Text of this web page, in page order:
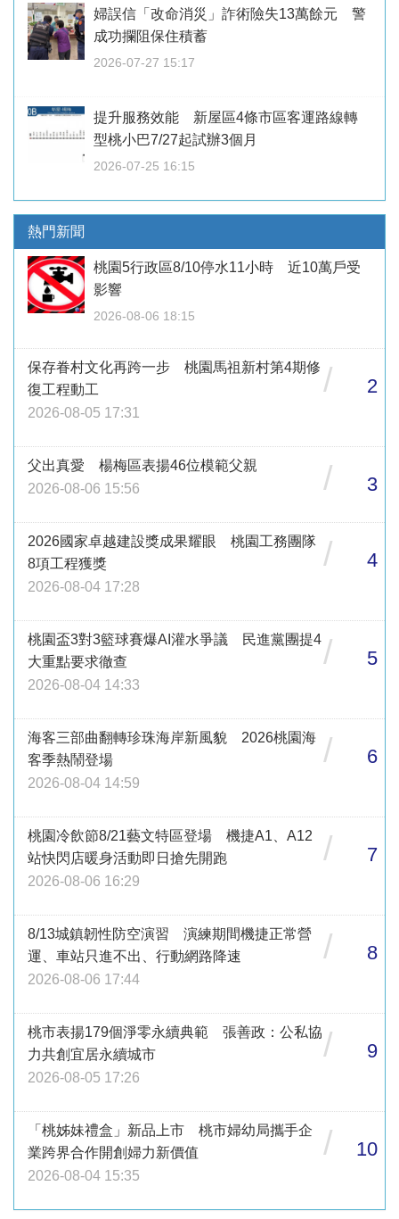
婦誤信「改命消災」詐術險失13萬餘元 警
成功攔阻保住積蓄
2026-07-27 15:17
提升服務效能 新屋區4條市區客運路線轉
型桃小巴7/27起試辦3個月
2026-07-25 16:15
熱門新聞
桃園5行政區8/10停水11小時 近10萬戶受
影響
2026-08-06 18:15
保存眷村文化再跨一步 桃園馬祖新村第4期修
復工程動工
2026-08-05 17:31
/ 2
父出真愛 楊梅區表揚46位模範父親
2026-08-06 15:56
/ 3
2026國家卓越建設獎成果耀眼 桃園工務團隊
8項工程獲獎
2026-08-04 17:28
/ 4
桃園盃3對3籃球賽爆AI灌水爭議 民進黨團提4
大重點要求徹查
2026-08-04 14:33
/ 5
海客三部曲翻轉珍珠海岸新風貌 2026桃園海
客季熱鬧登場
2026-08-04 14:59
/ 6
桃園冷飲節8/21藝文特區登場 機捷A1、A12
站快閃店暖身活動即日搶先開跑
2026-08-06 16:29
/ 7
8/13城鎮韌性防空演習 演練期間機捷正常營
運、車站只進不出、行動網路降速
2026-08-06 17:44
/ 8
桃市表揚179個淨零永續典範 張善政：公私協
力共創宜居永續城市
2026-08-05 17:26
/ 9
「桃姊妹禮盒」新品上市 桃市婦幼局攜手企
業跨界合作開創婦力新價值
2026-08-04 15:35
/ 10